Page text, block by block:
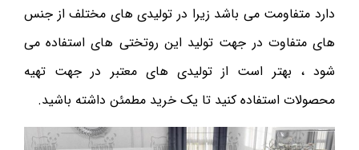
دارد متفاومت می باشد زیرا در تولیدی های مختلف از جنس
های متفاوت در جهت تولید این روتختی های استفاده می
شود ، بهتر است از تولیدی های معتبر در جهت تهیه
محصولات استفاده کنید تا یک خرید مطمئن داشته باشید.